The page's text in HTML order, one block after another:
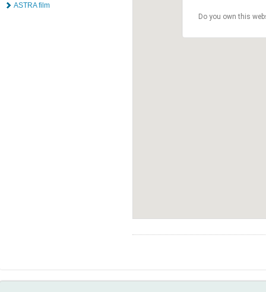
ASTRA film
Do you own this